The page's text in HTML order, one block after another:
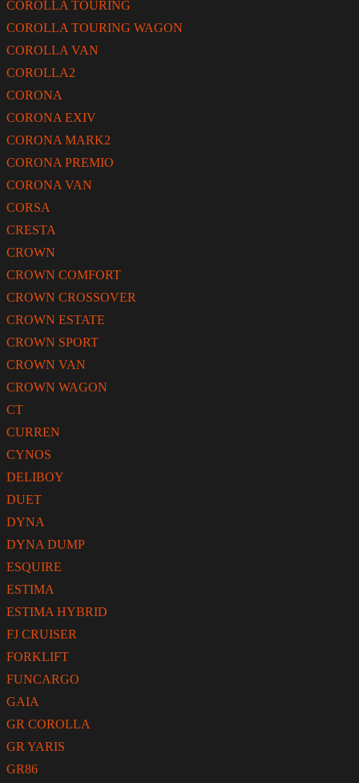
COROLLA TOURING
COROLLA TOURING WAGON
COROLLA VAN
COROLLA2
CORONA
CORONA EXIV
CORONA MARK2
CORONA PREMIO
CORONA VAN
CORSA
CRESTA
CROWN
CROWN COMFORT
CROWN CROSSOVER
CROWN ESTATE
CROWN SPORT
CROWN VAN
CROWN WAGON
CT
CURREN
CYNOS
DELIBOY
DUET
DYNA
DYNA DUMP
ESQUIRE
ESTIMA
ESTIMA HYBRID
FJ CRUISER
FORKLIFT
FUNCARGO
GAIA
GR COROLLA
GR YARIS
GR86